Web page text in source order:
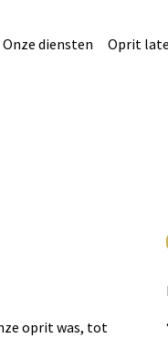
Onze diensten Oprit
oprit was, tot